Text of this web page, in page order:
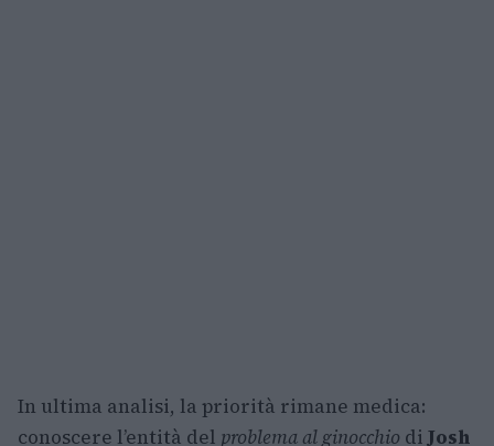
In ultima analisi, la priorità rimane medica:
conoscere l’entità del problema al ginocchio diJosh